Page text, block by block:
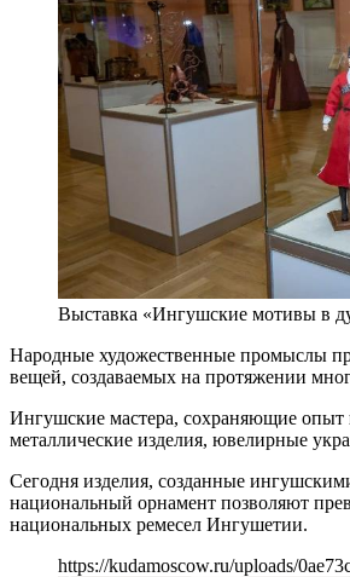
Выставка «Ингушские мотивы в
Народные художественные промыслы
вещей, создаваемых на протяжении
Ингушские мастера, сохраняющие опыт
металлические изделия, ювелирные
Сегодня изделия, созданные
национальный орнамент позволяют
национальных ремесел Ингушетии.
https://kudamoscow.ru/uploads/